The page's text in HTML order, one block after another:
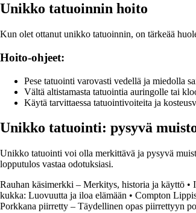
Unikko tatuoinnin hoito
Kun olet ottanut unikko tatuoinnin, on tärkeää
Hoito-ohjeet:
Pese tatuointi varovasti vedellä ja miedolla
Vältä altistamasta tatuointia auringolle tai
Käytä tarvittaessa tatuointivoiteita ja
Unikko tatuointi: pysyvä
Unikko tatuointi voi olla merkittävä ja pysyvä
lopputulos vastaa odotuksiasi.
Rauhan käsimerkki – Merkitys, historia ja käyttö •
kukka: Luovuutta ja iloa elämään • Compton
Porkkana piirretty – Täydellinen opas piirrettyyn